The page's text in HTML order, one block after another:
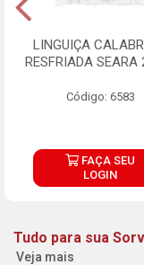
LINGUIÇA
RESFRIADA SEARA
Código: 6583
FAÇA SEU
LOGIN
Tudo para sua
Veja mais